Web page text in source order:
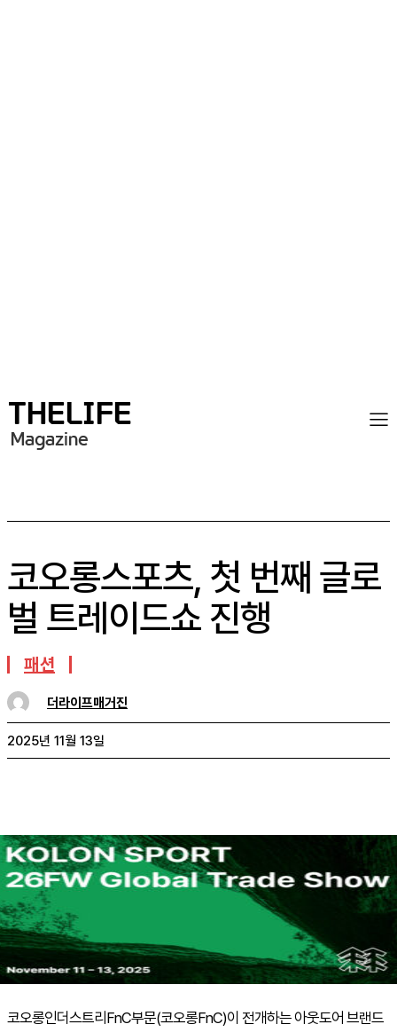
코오롱스포츠, 첫 번째 글로
벌 트레이드쇼 진행
패션
더라이프매거진
2025년 11월 13일
코오롱인더스트리 FnC부문(코오롱FnC)이 전개하는 아웃도어 브랜드